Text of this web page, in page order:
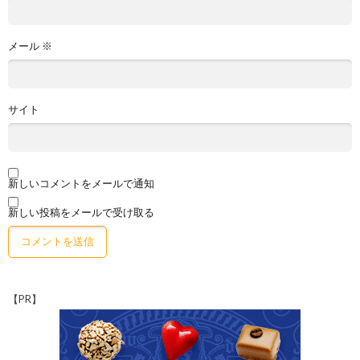
メール ※
サイト
新しいコメントをメールで通知
新しい投稿をメールで受け取る
【PR】